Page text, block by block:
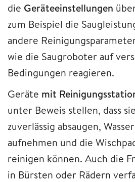
die Geräteeinstellungen
zum Beispiel die
andere
wie die Saugroboter auf
Bedingungen reagieren.
Geräte mit
unter Beweis stellen, dass
zuverlässig absaugen,
aufnehmen und die
reinigen können. Auch die
in Bürsten oder Rädern